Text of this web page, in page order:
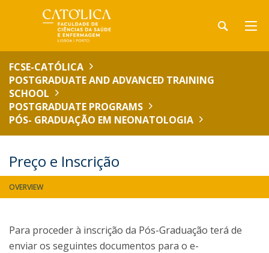
FCSE-CATÓLICA
POSTGRADUATE AND ADVANCED TRAINING
SCHOOL
POSTGRADUATE PROGRAMS
PÓS- GRADUAÇÃO EM NEONATOLOGIA
Preço e Inscrição
OVERVIEW
Para proceder à inscrição da Pós-Graduação terá de
enviar os seguintes documentos para o e-